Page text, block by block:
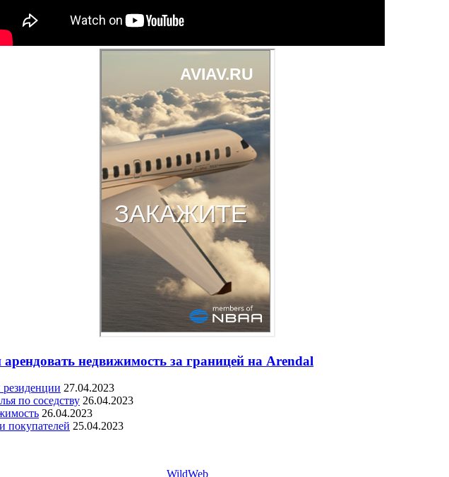
недвижимость за границей на Arendal
27.04.2023
по соседству 26.04.2023
26.04.2023
покупателей 25.04.2023
WildWeb